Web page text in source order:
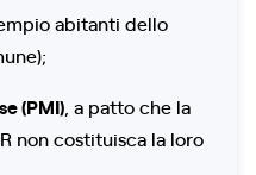
abitanti dello
(PMI) , a patto che la
non costituisca la loro